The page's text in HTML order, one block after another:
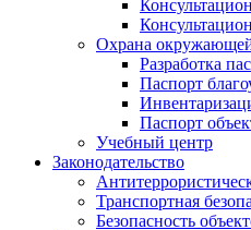
Охрана
Разработка
Паспорт
Паспорт
Учебный центр
Законодательство
Транспортная
Безопасность